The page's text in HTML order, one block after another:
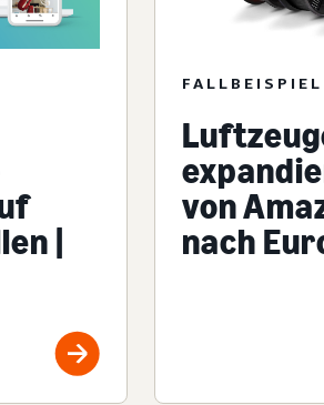
|
FALLBEISPIEL
von
nach